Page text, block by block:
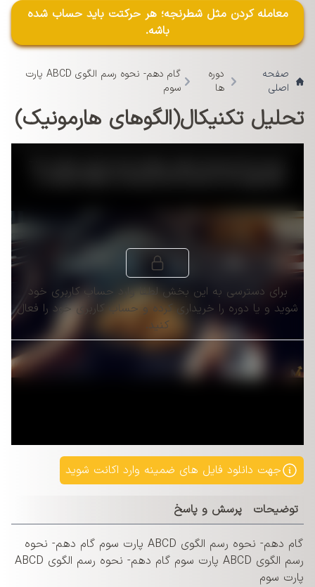
معامله کردن مثل شطرنجه؛ هر حرکتت باید حساب شده
باشه.
صفحه
اصلی
دوره
ها
گام دھم- نحوه رسم الگوی ABCD پارت
سوم
تحلیل تکنیکال(الگوهای هارمونیک)
برای دسترسی به این بخش لطفا وارد حساب کاربری خود
شوید و یا دوره را خریداری کرده و حساب کاربری خود را فعال
کنید.
جهت دانلود فایل های ضمینه وارد اکانت شوید
توضیحات پرسش و پاسخ
گام دھم- نحوه رسم الگوی ABCD پارت سوم گام دھم- نحوه
رسم الگوی ABCD پارت سوم گام دھم- نحوه رسم الگوی ABCD
پارت سوم